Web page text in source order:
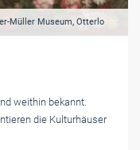
Müller Museum, Otterlo
weithin bekannt.
die Kulturhäuser